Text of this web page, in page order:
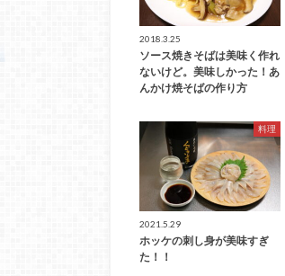
2018.3.25
ソース焼きそばは美味く作れ
ないけど。美味しかった！あ
んかけ焼そばの作り方
料理
2021.5.29
ホッケの刺し身が美味すぎ
た！！